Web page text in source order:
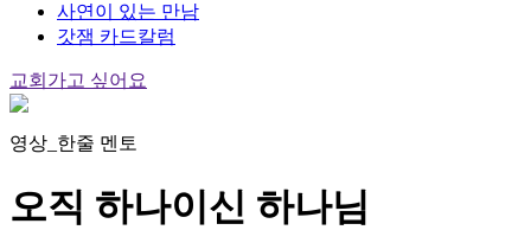
사연이 있는 만남
갓잼 카드칼럼
교회가고 싶어요
영상_한줄 멘토
오직 하나이신 하나님